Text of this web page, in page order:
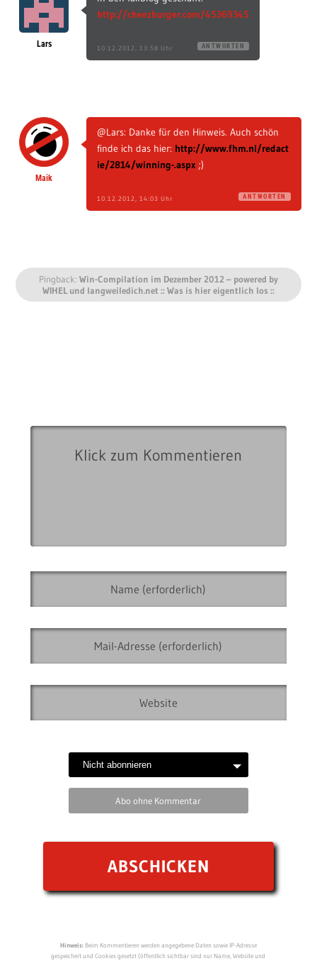
Lars
http://cheezburger.com/45369345
10.12.2012, 13:58 Uhr ANTWORTEN
Maik
@Lars: Danke für den Hinweis. Auch schön
finde ich das hier: http://www.fhm.nl/redact
ie/2814/winning-.aspx ;)
10.12.2012, 14:03 Uhr ANTWORTEN
Pingback: Win-Compilation im Dezember 2012 – powered by
WIHEL und langweiledich.net :: Was is hier eigentlich los ::
Abo ohne Kommentar
Hinweis:Beim Kommentieren werden angegebene Daten sowie IP-Adresse
gespeichert und Cookies gesetzt (öffentlich sichtbar sind nur Name, Website und